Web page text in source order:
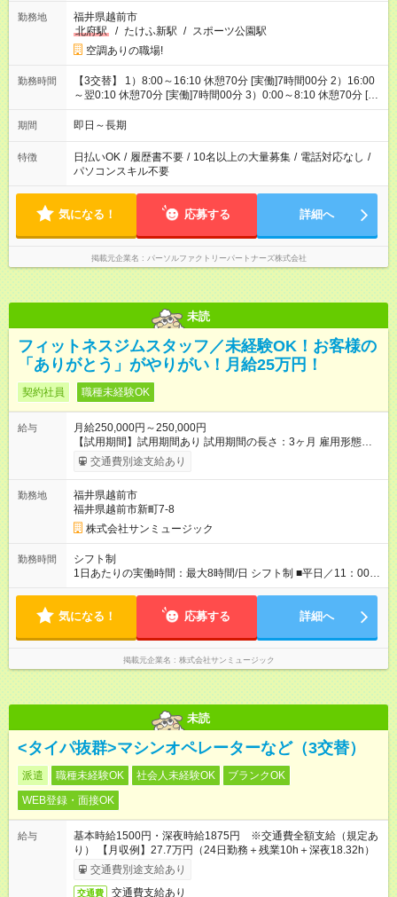
勤務地
福井県越前市
北府駅
/ たけふ新駅 / スポーツ公園駅
空調ありの職場!
勤務時間
【3交替】 1）8:00～16:10 休憩70分 [実働]7時間00分 2）16:00
～翌0:10 休憩70分 [実働]7時間00分 3）0:00～8:10 休憩70分 [実
働]7時間00分
期間 即日～長期
特徴 日払いOK / 履歴書不要 / 10名以上の大量募集 / 電話対応なし /
パソコンスキル不要
気になる！ 応募する 詳細へ
掲載元企業名 パーソルファクトリーパートナーズ株式会社
未読
フィットネスジムスタッフ／未経験OK！お客様の
「ありがとう」がやりがい！月給25万円！
契約社員 職種未経験OK
給与
月給250,000円～250,000円
【試用期間】試用期間あり 試用期間の長さ：3ヶ月 雇用形態、
給与は本採用時と同じです。
交通費別途支給あり
勤務地
福井県越前市
福井県越前市新町7-8
株式会社サンミュージック
勤務時間
シフト制
1日あたりの実働時間：最大8時間/日 シフト制 ■平日／11：00～
20：00 ■土日祝／10：00～19：00 ★残業は月数回、30分～1時
気になる！ 応募する 詳細へ
掲載元企業名 株式会社サンミュージック
未読
<タイパ抜群>マシンオペレーターなど（3交替）
派遣 職種未経験OK 社会人未経験OK
ブランクOK
WEB登録・面接OK
給与
基本時給1500円・深夜時給1875円 ※交通費全額支給（規定あ
り） 【月収例】27.7万円（24日勤務＋残業10h＋深夜18.32h）
交通費別途支給あり
交通費 交通費支給あり